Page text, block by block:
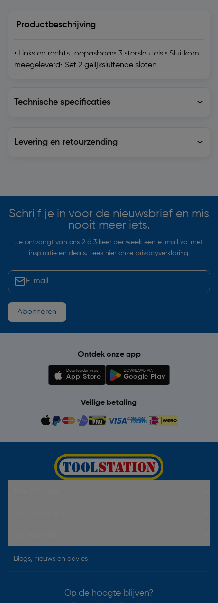
Productbeschrijving
• Links en rechts toepasbaar• 3 stersleutels • Sluitkom
meegeleverd• Set 2 gelijksluitende sloten
Technische specificaties
Levering en retourzending
Schrijf je in voor de nieuwsbrief en mis
nooit meer iets.
Je ontvangt van ons 2 à 3 keer per week een e-mail vol met
inspiratie en deals. Lees hier onze privacyverklaring.
Abonneren
Ontdek onze app
Downloaden in de
App Store
DOWNLOAD VIA
Google Play
Veilige betaling
Blogs, nieuws en advies
Op de hoogte blijven?